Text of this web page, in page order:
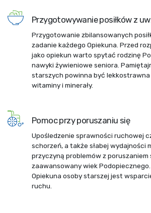
Przygotowywanie posiłków z
Przygotowanie zbilansowanych
zadanie każdego Opiekuna. Przed
jako opiekun warto spytać rodzinę
nawyki żywieniowe seniora.
starszych powinna być
witaminy i minerały.
Pomoc przy poruszaniu się
Upośledzenie sprawności ruchowej
schorzeń, a także słabej wydajności
przyczyną problemów z poruszaniem
zaawansowany wiek
Opiekuna osoby starszej jest
ruchu.